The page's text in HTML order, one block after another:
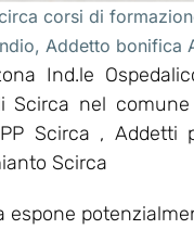
corsi di
Addetto bonifica
Ind.le
Scirca nel
Scirca ,
Scirca
espone